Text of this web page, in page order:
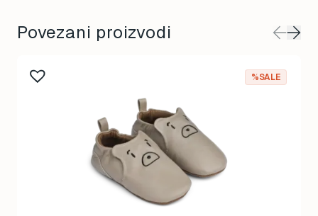
Povezani proizvodi
%SALE
This